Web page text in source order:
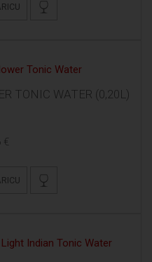
TONIC WATER (0,20L)
€